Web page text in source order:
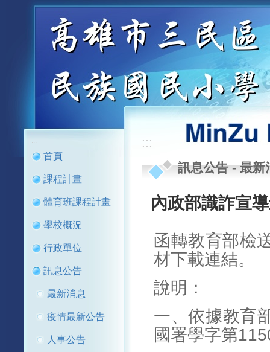
:::
首頁
課程計畫
體育班課程計畫
學校概況
行政單位
訊息公告
最新消息
疫情最新公告
人事公告
:::
訊息公告-最新
內政部識詐宣
函轉教育部檢
材下載連結。
說明：
一、依據教育
國署學字第